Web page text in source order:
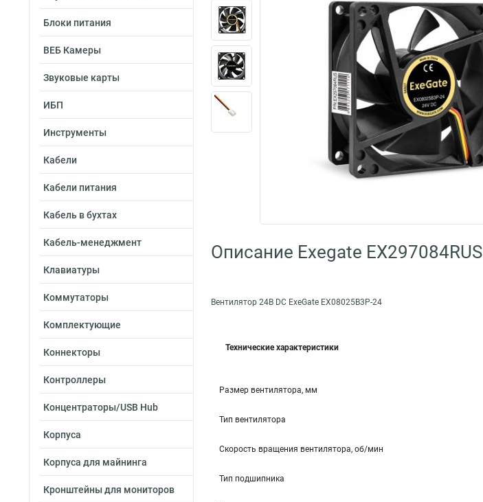
Блоки питания
ВЕБ Камеры
Звуковые карты
ИБП
Инструменты
Кабели
Кабели питания
Кабель в бухтах
Кабель-менеджмент
Клавиатуры
Коммутаторы
Комплектующие
Коннекторы
Контроллеры
Концентраторы/USB Hub
Корпуса
Корпуса для майнинга
Кронштейны для мониторов
Описание Exegate EX297084RUS
Вентилятор 24В DC ExeGate EX08025B3P-24
Технические характеристики
Размер вентилятора, мм
Тип вентилятора
Скорость вращения вентилятора, об/мин
Тип подшипника